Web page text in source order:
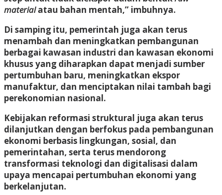
materialatau bahan mentah,” imbuhnya.
Di samping itu, pemerintah juga akan terus
menambah dan meningkatkan pembangunan
berbagai kawasan industri dan kawasan ekonomi
khusus yang diharapkan dapat menjadi sumber
pertumbuhan baru, meningkatkan ekspor
manufaktur, dan menciptakan nilai tambah bagi
perekonomian nasional.
Kebijakan reformasi struktural juga akan terus
dilanjutkan dengan berfokus pada pembangunan
ekonomi berbasis lingkungan, sosial, dan
pemerintahan, serta terus mendorong
transformasi teknologi dan digitalisasi dalam
upaya mencapai pertumbuhan ekonomi yang
berkelanjutan.